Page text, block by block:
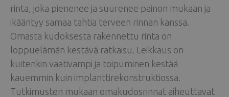
rinta, joka pienenee ja suurenee painon mukaan ja
ikääntyy samaa tahtia terveen rinnan kanssa.
Omasta kudoksesta rakennettu rinta on
loppuelämän kestävä ratkaisu. Leikkaus on
kuitenkin vaativampi ja toipuminen kestää
kauemmin kuin implanttirekonstruktiossa.
Tutkimusten mukaan omakudosrinnat aiheuttavat